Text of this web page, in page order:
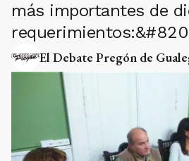
más importantes de
El Debate Pregón de